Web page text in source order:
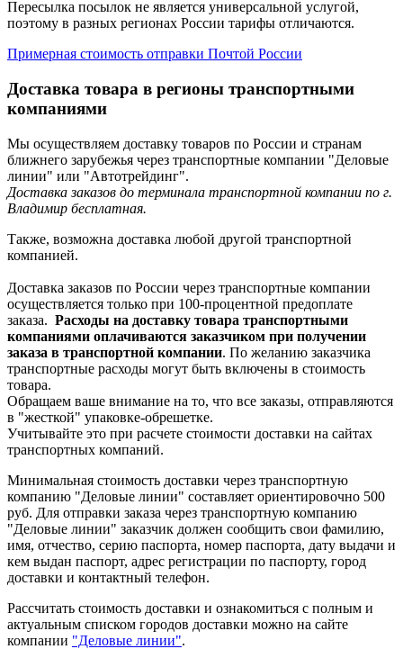
Пересылка посылок не является универсальной услугой,
поэтому в разных регионах России тарифы отличаются.
Примерная стоимость отправки Почтой России
Доставка товара в регионы транспортными
компаниями
Мы осуществляем доставку товаров по России и странам
ближнего зарубежья через транспортные компании "Деловые
линии" или "Автотрейдинг".
Доставка заказов до терминала транспортной компании по г.
Владимир бесплатная.
Также, возможна доставка любой другой транспортной
компанией.
Доставка заказов по России через транспортные компании
осуществляется только при 100-процентной предоплате
заказа. Расходы на доставку товара транспортными
компаниями оплачиваются заказчиком при получении
заказа в транспортной компании. По желанию заказчика
транспортные расходы могут быть включены в стоимость
товара.
Обращаем ваше внимание на то, что все заказы, отправляются
в "жесткой" упаковке-обрешетке.
Учитывайте это при расчете стоимости доставки на сайтах
транспортных компаний.
Минимальная стоимость доставки через транспортную
компанию "Деловые линии" составляет ориентировочно 500
руб. Для отправки заказа через транспортную компанию
"Деловые линии" заказчик должен сообщить свои фамилию,
имя, отчество, серию паспорта, номер паспорта, дату выдачи и
кем выдан паспорт, адрес регистрации по паспорту, город
доставки и контактный телефон.
Рассчитать стоимость доставки и ознакомиться с полным и
актуальным списком городов доставки можно на сайте
компании "Деловые линии".